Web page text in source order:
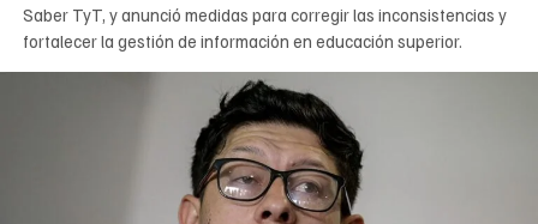
Saber TyT, y anunció medidas para corregir las inconsistencias y
fortalecer la gestión de información en educación superior.